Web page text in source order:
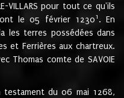
VILLARS pour tout ce qu'ils
le 05 février 12301 . En
les terres possédées dans
et Ferrières aux chartreux.
Thomas comte de SAVOIE
testament du 06 mai 1268,